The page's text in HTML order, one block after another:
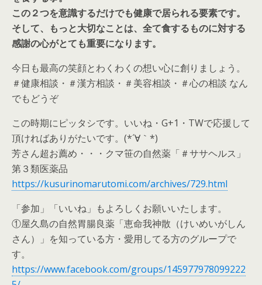
この２つを意識するだけでも健康で居られる要素です。
そして、もっと大切なことは、全て食するものに対する
感謝の心がとても重要になります。
今日も最高の笑顔とわくわくの想い心に創りましょう。
＃健康相談・＃漢方相談・＃美容相談・＃心の相談 なん
でもどうぞ
この時期にピッタシです。いいね・G+1・TWで応援して
頂ければありがたいです。(*´∀｀*)
芳さん超お薦め・・・クマ笹の自然薬「＃ササヘルス」
第３類医薬品
https://kusurinomarutomi.com/archives/729.html
「参加」「いいね」もよろしくお願いいたします。
①屋久島の自然胃腸良薬「恵命我神散（けいめいがしん
さん）」を知っている方・愛用してる方のグループで
す。
https://www.facebook.com/groups/145977978099222